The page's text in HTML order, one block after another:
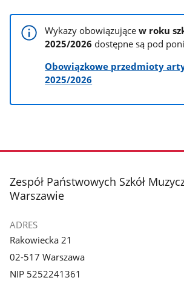
Wykazy obowiązujące w roku
2025/2026 dostępne są pod
Obowiązkowe przedmioty
2025/2026
stopka
Zespół Państwowych Szkół
Warszawie
ADRES
Rakowiecka 21
02-517 Warszawa
NIP 5252241361